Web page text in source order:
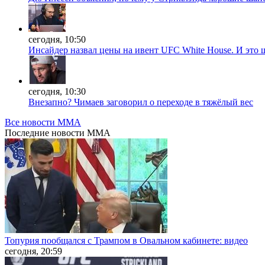
сегодня, 10:50
Инсайдер назвал цены на ивент UFC White House. И это
сегодня, 10:30
Внезапно? Чимаев заговорил о переходе в тяжёлый вес
Все новости MMA
Последние новости MMA
Топурия пообщался с Трампом в Овальном кабинете: видео
сегодня, 20:59